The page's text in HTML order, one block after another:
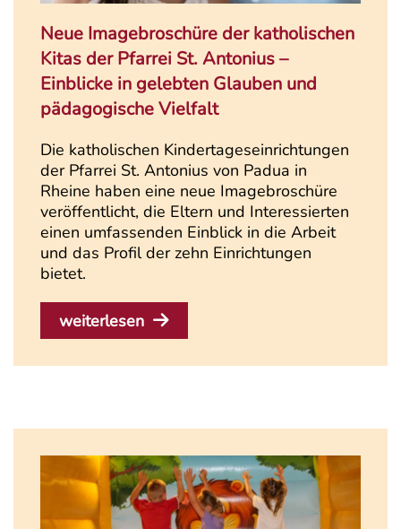
Neue Imagebroschüre der katholischen
Kitas der Pfarrei St. Antonius –
Einblicke in gelebten Glauben und
pädagogische Vielfalt
Die katholischen Kindertageseinrichtungen
der Pfarrei St. Antonius von Padua in
Rheine haben eine neue Imagebroschüre
veröffentlicht, die Eltern und Interessierten
einen umfassenden Einblick in die Arbeit
und das Profil der zehn Einrichtungen
bietet.
weiterlesen